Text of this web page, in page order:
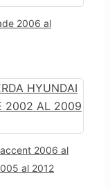
2006 al
2006 al
al 2012